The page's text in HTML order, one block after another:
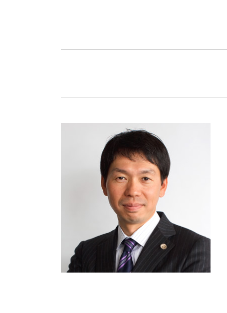
相続 時効
相続 財産
遺留分 放棄
成年後見制度 デメリット
相続 必要書類
遺言書 無効
後遺障害 等級
交通事故 死亡
損害賠償 時効
示談金 相場
交通事故 損害賠償
後遺障害 申請
交通事故 診断書
バイク事故 死亡
交通事故 過失割合